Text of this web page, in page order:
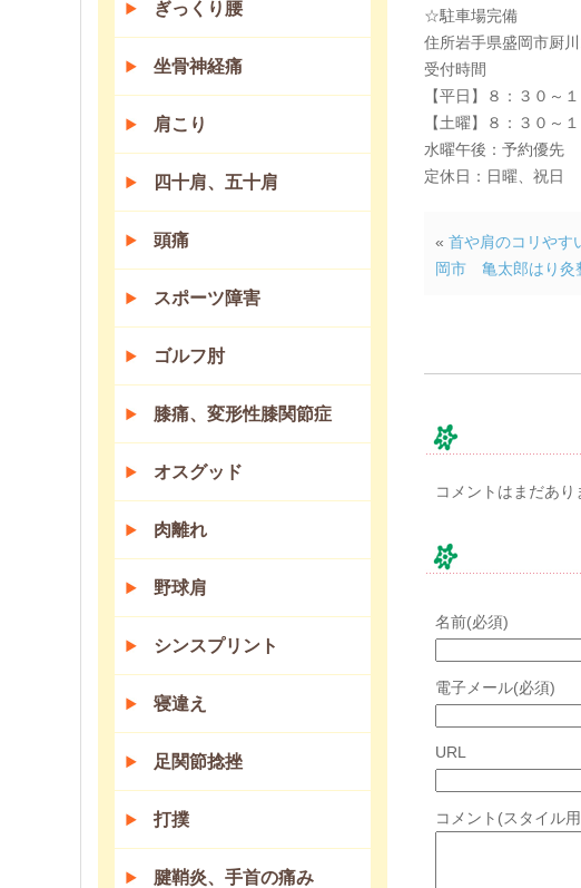
☆駐車場完備
住所岩手県盛岡市厨
受付時間
【平日】８：３０～
【土曜】８：３０～
水曜午後：予約優先
定休日：日曜、祝日
« 首や肩のコリやす
岡市 亀太郎はり灸
コメントはまだあり
名前(必須)
電子メール(必須)
URL
コメント(スタイル
ぎっくり腰
坐骨神経痛
肩こり
四十肩、五十肩
頭痛
スポーツ障害
ゴルフ肘
膝痛、変形性膝関節症
オスグッド
肉離れ
野球肩
シンスプリント
寝違え
足関節捻挫
打撲
腱鞘炎、手首の痛み